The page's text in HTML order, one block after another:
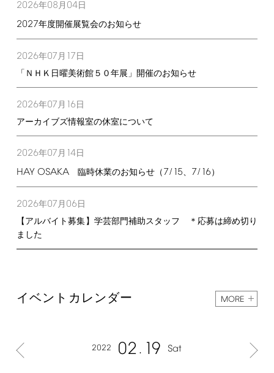
2026年08月 04日
2027年度開催展覧会のお知らせ
2026年07月 17日
「ＮＨＫ日曜美術館５０年展」開催のお知らせ
2026年07月 16日
アーカイブズ情報室の休室について
2026年07月 14日
HAY OSAKA臨時休業のお知らせ（7/15、 7/16）
2026年07月 06日
【アルバイト募集】学芸部門補助スタッフ ＊応募は締め切り
ました
イベントカレンダー MORE
2022 02 19 Sat